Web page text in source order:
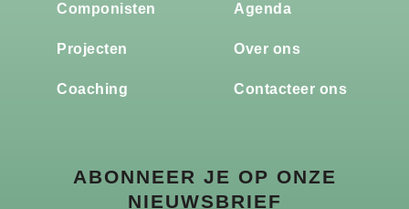
Componisten
Projecten
Coaching
Agenda
Over ons
Contacteer ons
ABONNEER JE OP ONZE
NIEUWSBRIEF